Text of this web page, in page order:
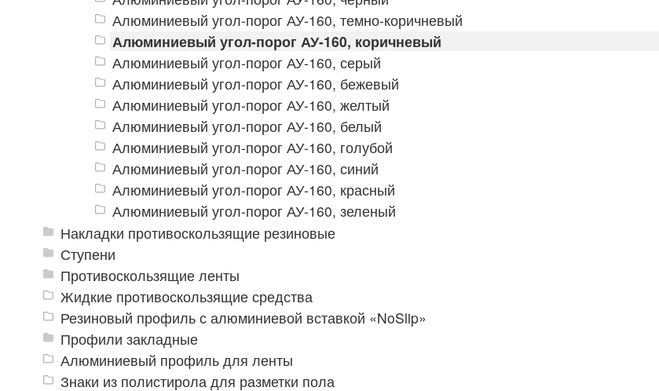
Алюминиевый угол-порог АУ-160, темно-коричневый
Алюминиевый угол-порог АУ-160, коричневый
Алюминиевый угол-порог АУ-160, серый
Алюминиевый угол-порог АУ-160, бежевый
Алюминиевый угол-порог АУ-160, желтый
Алюминиевый угол-порог АУ-160, белый
Алюминиевый угол-порог АУ-160, голубой
Алюминиевый угол-порог АУ-160, синий
Алюминиевый угол-порог АУ-160, красный
Алюминиевый угол-порог АУ-160, зеленый
Накладки противоскользящие резиновые
Ступени
Противоскользящие ленты
Жидкие противоскользящие средства
Резиновый профиль с алюминиевой вставкой «NoSlip»
Профили закладные
Алюминиевый профиль для ленты
Знаки из полистирола для разметки пола